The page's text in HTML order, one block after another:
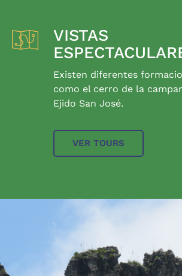
VISTAS
Existen diferentes
como el cerro de la
Ejido San José.
VER TOURS